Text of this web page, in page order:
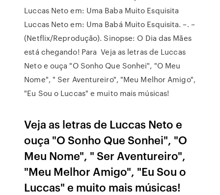
Luccas Neto em: Uma Baba Muito Esquisita
Luccas Neto em: Uma Babá Muito Esquisita. –. –
(Netflix/Reprodução). Sinopse: O Dia das Mães
está chegando! Para Veja as letras de Luccas
Neto e ouça "O Sonho Que Sonhei", "O Meu
Nome", " Ser Aventureiro", "Meu Melhor Amigo",
"Eu Sou o Luccas" e muito mais músicas!
Veja as letras de Luccas Neto e
ouça "O Sonho Que Sonhei", "O
Meu Nome", " Ser Aventureiro",
"Meu Melhor Amigo", "Eu Sou o
Luccas" e muito mais músicas!